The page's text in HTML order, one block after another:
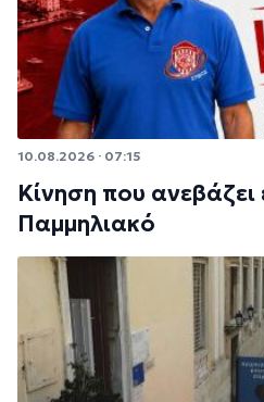
10.08.2026 · 07:15
Κίνηση που ανεβάζει
Παμμηλιακό